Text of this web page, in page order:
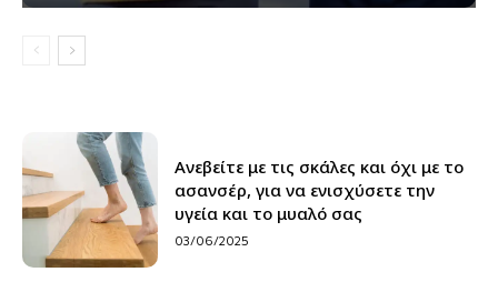
Ανεβείτε με τις σκάλες και όχι με το
ασανσέρ, για να ενισχύσετε την
υγεία και το μυαλό σας
03/06/2025